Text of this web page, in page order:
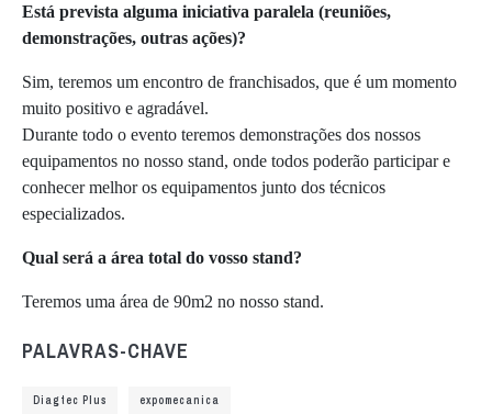
Está prevista alguma iniciativa paralela (reuniões,
demonstrações, outras ações)?
Sim, teremos um encontro de franchisados, que é um momento
muito positivo e agradável.
Durante todo o evento teremos demonstrações dos nossos
equipamentos no nosso stand, onde todos poderão participar e
conhecer melhor os equipamentos junto dos técnicos
especializados.
Qual será a área total do vosso stand?
Teremos uma área de 90m2 no nosso stand.
PALAVRAS-CHAVE
Diagtec Plus expomecanica